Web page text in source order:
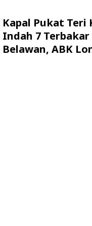
Kapal Pukat Teri
Indah 7
Belawan, ABK